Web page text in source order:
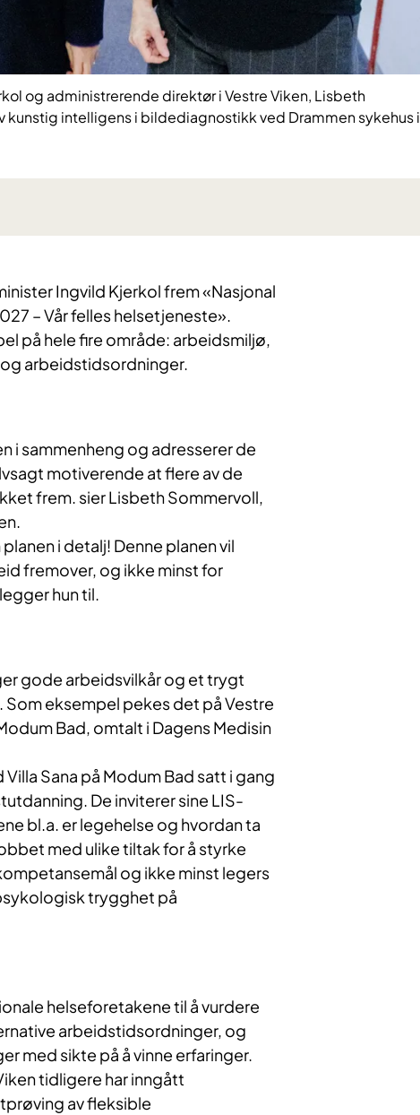
og administrerende direktør i Vestre Viken, Lisbeth
kunstig intelligens i bildediagnostikk ved Drammen sykehus i
Ingvild Kjerkol frem «Nasjonal
– Vår felles helsetjeneste».
på hele fire område: arbeidsmiljø,
arbeidstidsordninger.
i sammenheng og adresserer de
motiverende at flere av de
frem. sier Lisbeth Sommervoll,
i detalj! Denne planen vil
fremover, og ikke minst for
hun til.
gode arbeidsvilkår og et trygt
eksempel pekes det på Vestre
Bad, omtalt i Dagens Medisin
Sana på Modum Bad satt i gang
De inviterer sine LIS-
bl.a. er legehelse og hvordan ta
med ulike tiltak for å styrke
og ikke minst legers
trygghet på
helseforetakene til å vurdere
arbeidstidsordninger, og
med sikte på å vinne erfaringer.
tidligere har inngått
av fleksible